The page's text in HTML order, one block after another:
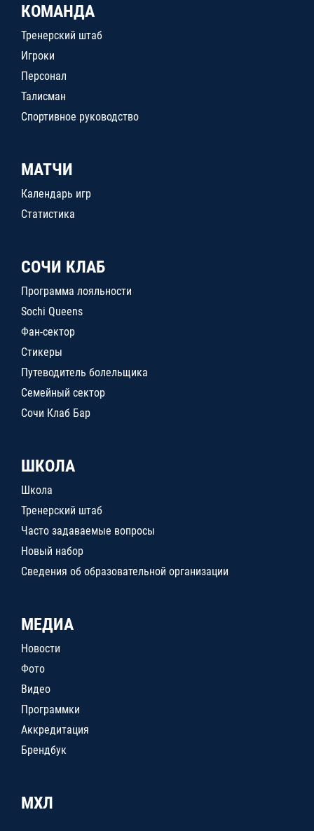
КОМАНДА
Тренерский штаб
Игроки
Персонал
Талисман
Спортивное руководство
МАТЧИ
Календарь игр
Статистика
СОЧИ КЛАБ
Программа лояльности
Sochi Queens
Фан-сектор
Стикеры
Путеводитель болельщика
Семейный сектор
Сочи Клаб Бар
ШКОЛА
Школа
Тренерский штаб
Часто задаваемые вопросы
Новый набор
Сведения об образовательной организации
МЕДИА
Новости
Фото
Видео
Программки
Аккредитация
Брендбук
МХЛ